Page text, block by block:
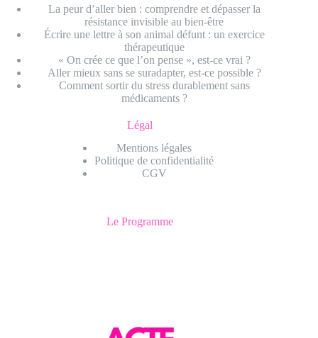
La peur d’aller bien : comprendre et dépasser la
résistance invisible au bien-être
Écrire une lettre à son animal défunt : un exercice
thérapeutique
« On crée ce que l’on pense », est-ce vrai ?
Aller mieux sans se suradapter, est-ce possible ?
Comment sortir du stress durablement sans
médicaments ?
Légal
Mentions légales
Politique de confidentialité
CGV
Le Programme